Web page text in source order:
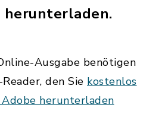
herunterladen.
Ausgabe benötigen
den Sie kostenlos
herunterladen